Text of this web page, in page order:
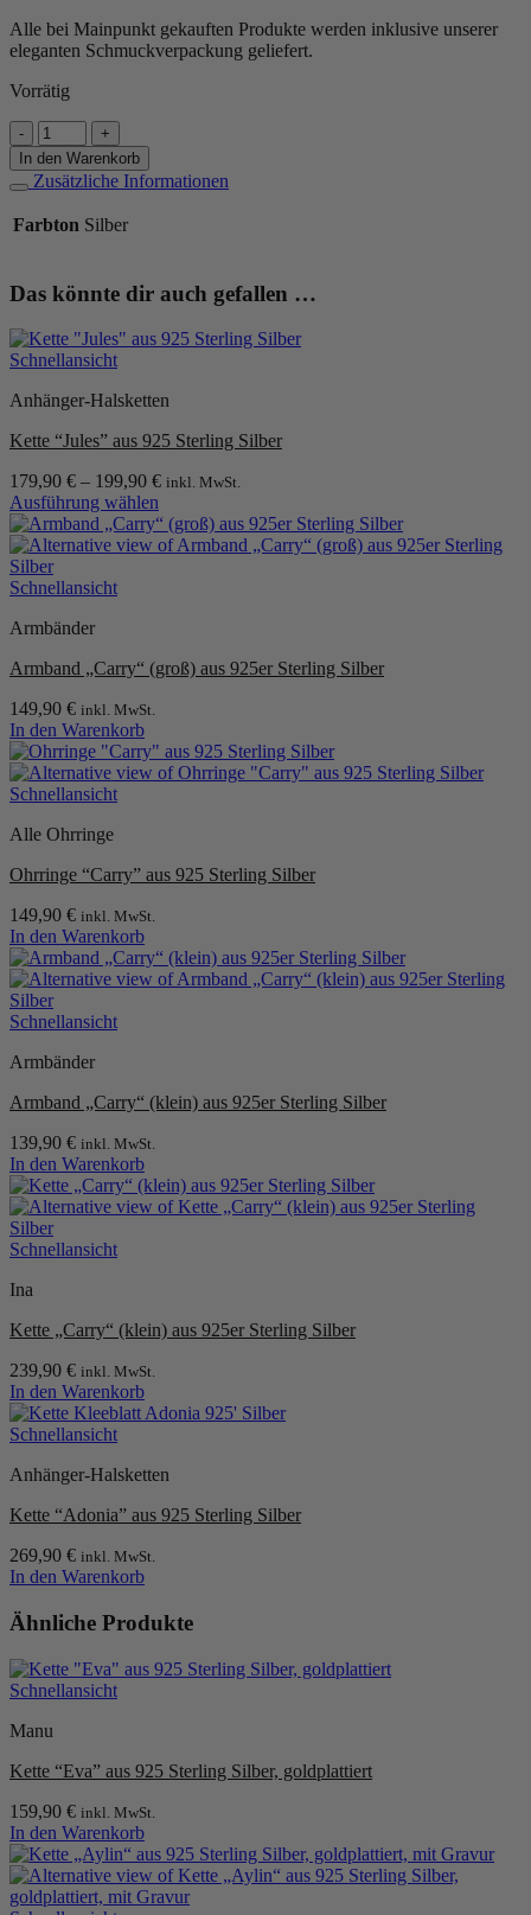
Alle bei Mainpunkt gekauften Produkte werden inklusive unserer
eleganten Schmuckverpackung geliefert.
Vorrätig
Kette
„Carry“
(groß)
aus
925er
Sterling
In den Warenkorb
Zusätzliche Informationen
Farbton Silber
Das könnte dir auch gefallen …
Schnellansicht
Anhänger-Halsketten
Kette “Jules” aus 925 Sterling Silber
179,90 € – 199,90 € inkl. MwSt.
Ausführung wählen
Dieses
Produkt
weist
mehrere
auf.
Optionen
auf
der
Produktseite
gewählt
werden
Schnellansicht
Armbänder
Armband „Carry“ (groß) aus 925er Sterling Silber
149,90 € inkl. MwSt.
In den Warenkorb
Schnellansicht
Alle Ohrringe
Ohrringe “Carry” aus 925 Sterling Silber
149,90 € inkl. MwSt.
In den Warenkorb
Schnellansicht
Armbänder
Armband „Carry“ (klein) aus 925er Sterling Silber
139,90 € inkl. MwSt.
In den Warenkorb
Schnellansicht
Ina
Kette „Carry“ (klein) aus 925er Sterling Silber
239,90 € inkl. MwSt.
In den Warenkorb
Schnellansicht
Anhänger-Halsketten
Kette “Adonia” aus 925 Sterling Silber
269,90 € inkl. MwSt.
In den Warenkorb
Ähnliche Produkte
Schnellansicht
Manu
Kette “Eva” aus 925 Sterling Silber, goldplattiert
159,90 € inkl. MwSt.
In den Warenkorb